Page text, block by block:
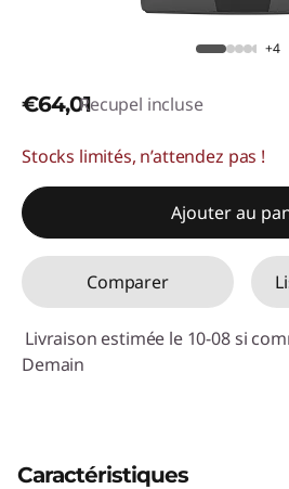
+4
€64,01Recupel incluse
Stocks limités, n’attendez pas !
Ajouter au
Comparer
Livraison estimée le 10-08 si
Demain
Caractéristiques